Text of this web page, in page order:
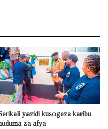
yazidi kusogeza karibu
za afya